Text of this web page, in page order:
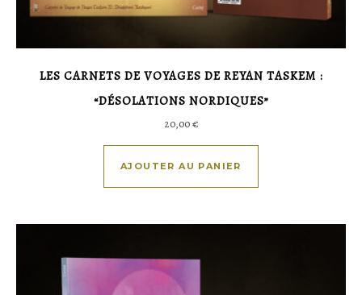
LES CARNETS DE VOYAGES DE REYAN TASKEM :
“DÉSOLATIONS NORDIQUES”
20,00€
AJOUTER AU PANIER